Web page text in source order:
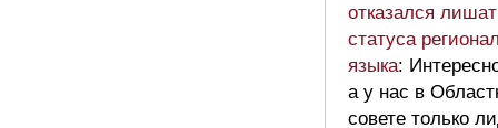
отказался
статуса
языка:
а у нас в
совете только